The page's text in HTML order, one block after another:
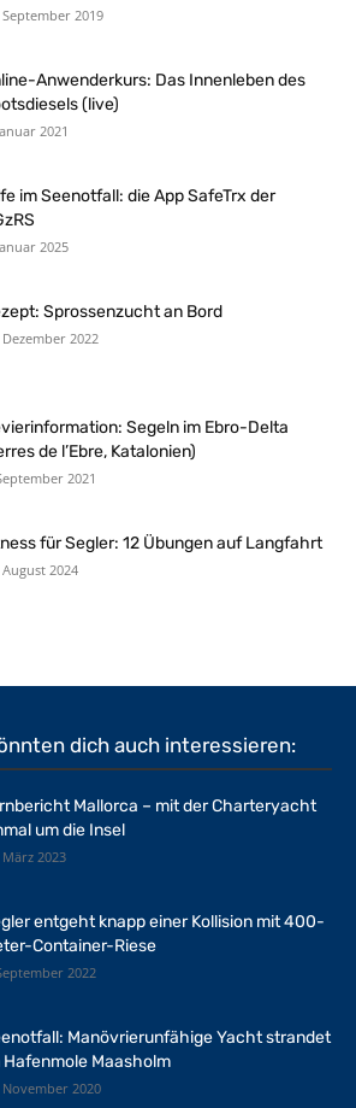
September 2019
Anwenderkurs: Das Innenleben des
(live)
2021
im Seenotfall: die App SafeTrx der
2025
Sprossenzucht an Bord
Dezember 2022
Segeln im Ebro-Delta
de l’Ebre, Katalonien)
2021
für Segler: 12 Übungen auf Langfahrt
August 2024
dich auch interessieren:
Mallorca – mit der Charteryacht
um die Insel
März 2023
entgeht knapp einer Kollision mit 400-
Container-Riese
2022
Manövrierunfähige Yacht strandet
Hafenmole Maasholm
November 2020